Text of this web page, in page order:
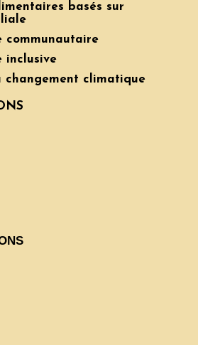
basés sur
communautaire
inclusive
changement climatique